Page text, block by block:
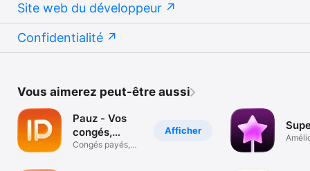
Site web du développeur
Confidentialité
Vous aimerez peut-être aussi
Afficher
Pauz - Vos
congés,
maîtrisés.
Congés payés,